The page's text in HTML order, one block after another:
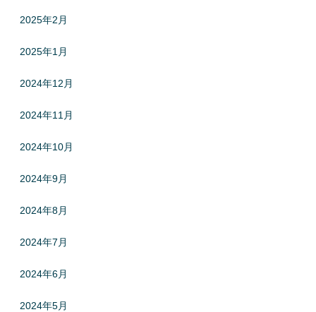
2025年2月
2025年1月
2024年12月
2024年11月
2024年10月
2024年9月
2024年8月
2024年7月
2024年6月
2024年5月